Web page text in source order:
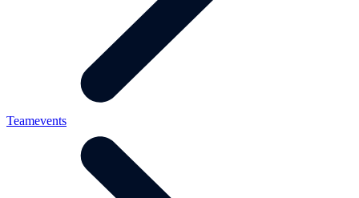
Teamevents